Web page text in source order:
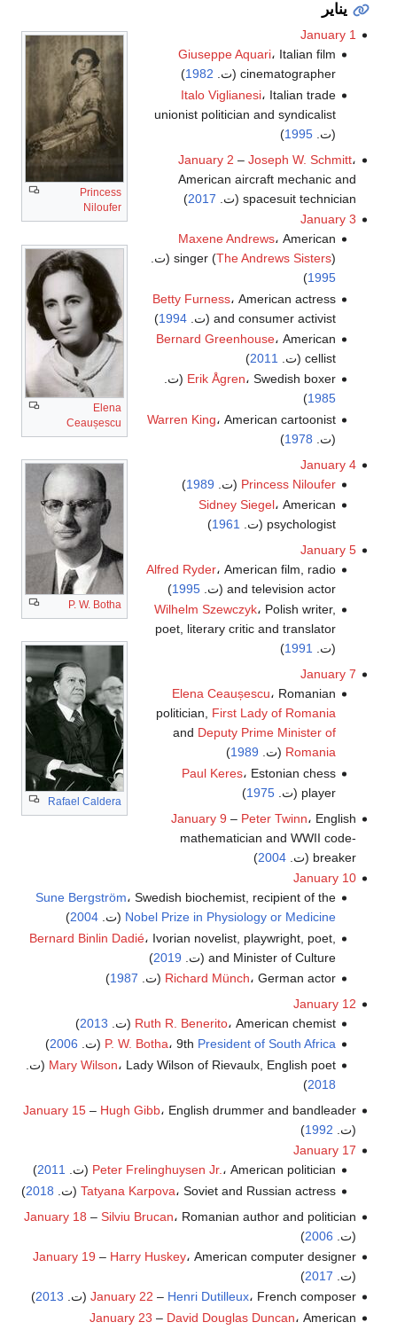
يناير
Princess
Niloufer
Elena
Ceaușescu
P. W. Botha
Rafael Caldera
January 1
Giuseppe Aquari، Italian film
cinematographer (ت.
1982
)
Italo Viglianesi، Italian trade
unionist politician and syndicalist
(ت. 1995
)
January 2 – Joseph W. Schmitt،
American aircraft mechanic and
spacesuit technician (ت.
2017
)
January 3
Maxene Andrews، American
singer (The Andrews Sisters) (ت.
1995
)
Betty Furness، American actress
and consumer activist (ت.
1994
)
Bernard Greenhouse، American
cellist (ت.
2011
)
Erik Ågren، Swedish boxer (ت.
1985
)
Warren King، American cartoonist
(ت. 1978
)
January 4
Princess Niloufer (ت. 1989
)
Sidney Siegel، American
psychologist (ت.
1961
)
January 5
Alfred Ryder، American film, radio
and television actor (ت.
1995
)
Wilhelm Szewczyk، Polish writer,
poet, literary critic and translator
(ت. 1991
)
January 7
Elena Ceaușescu، Romanian
politician, First Lady of Romania
and Deputy Prime Minister of
Romania (ت. 1989
)
Paul Keres، Estonian chess
player (ت.
1975
)
January 9 – Peter Twinn، English
mathematician and WWII code-
breaker (ت.
2004
)
January 10
Sune Bergström، Swedish biochemist, recipient of the
Nobel Prize in Physiology or Medicine (ت. 2004
)
Bernard Binlin Dadié، Ivorian novelist, playwright, poet,
and Minister of Culture (ت.
2019
)
Richard Münch، German actor (ت. 1987
)
January 12
Ruth R. Benerito، American chemist (ت. 2013
)
P. W. Botha، 9th President of South Africa (ت. 2006
)
Mary Wilson، Lady Wilson of Rievaulx, English poet (ت.
2018
)
January 15– Hugh Gibb، English drummer and bandleader
(ت. 1992
)
January 17
Peter Frelinghuysen Jr.، American politician (ت. 2011
)
Tatyana Karpova، Soviet and Russian actress (ت. 2018
)
January 18 – Silviu Brucan، Romanian author and politician
(ت. 2006
)
January 19 – Harry Huskey، American computer designer
(ت. 2017
)
January 22 – Henri Dutilleux، French composer (ت. 2013
)
January 23 – David Douglas Duncan، American